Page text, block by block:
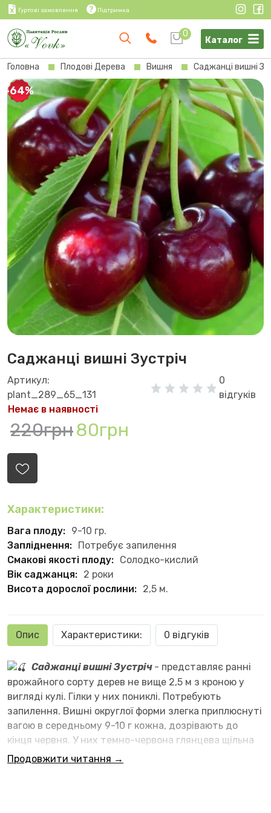
Гуртові замовлення Підтримка
0
Каталог
Головна Плодові Дерева Вишня Саджанці вишні
-64%
Саджанці вишні Зустріч
Артикул:
plant_289_65_131
0
відгуків
Немає в наявності
220грн80грн
Характеристики:
Вага плоду: 9-10 гр.
Запліднення: Потребує запилення
Смакові якості плоду: Солодко-кислий
Вік саджанця: 2 роки
Висота дорослої рослини: 2,5 м.
Опис Характеристики: 0 відгуків
Саджанці вишні Зустріч - представляє ранні
врожайного сорту дерев не вище 2,5 м з кроною у
вигляді кулі. Гілки у них пониклі. Потребують
запилення. Вишні округлої форми злегка приплюснуті
вагою в середньому 9-10 г кожна, дозрівають до
кінця червня. У них темно-червона глянцева щільна
шкіра, м'якоть солодко-кисла з легко віддільна
Продовжити читання →